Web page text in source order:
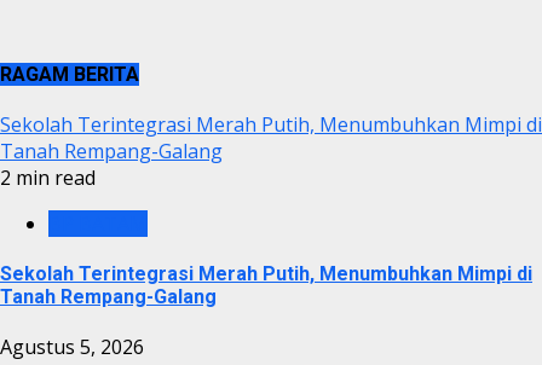
RAGAM BERITA
Sekolah Terintegrasi Merah Putih, Menumbuhkan Mimpi di
Tanah Rempang-Galang
2 min read
Sekolah Terintegrasi Merah Putih, Menumbuhkan Mimpi di
Tanah Rempang-Galang
Agustus 5, 2026